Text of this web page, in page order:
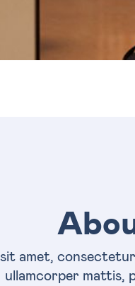
amet,
ullamcorper mattis,